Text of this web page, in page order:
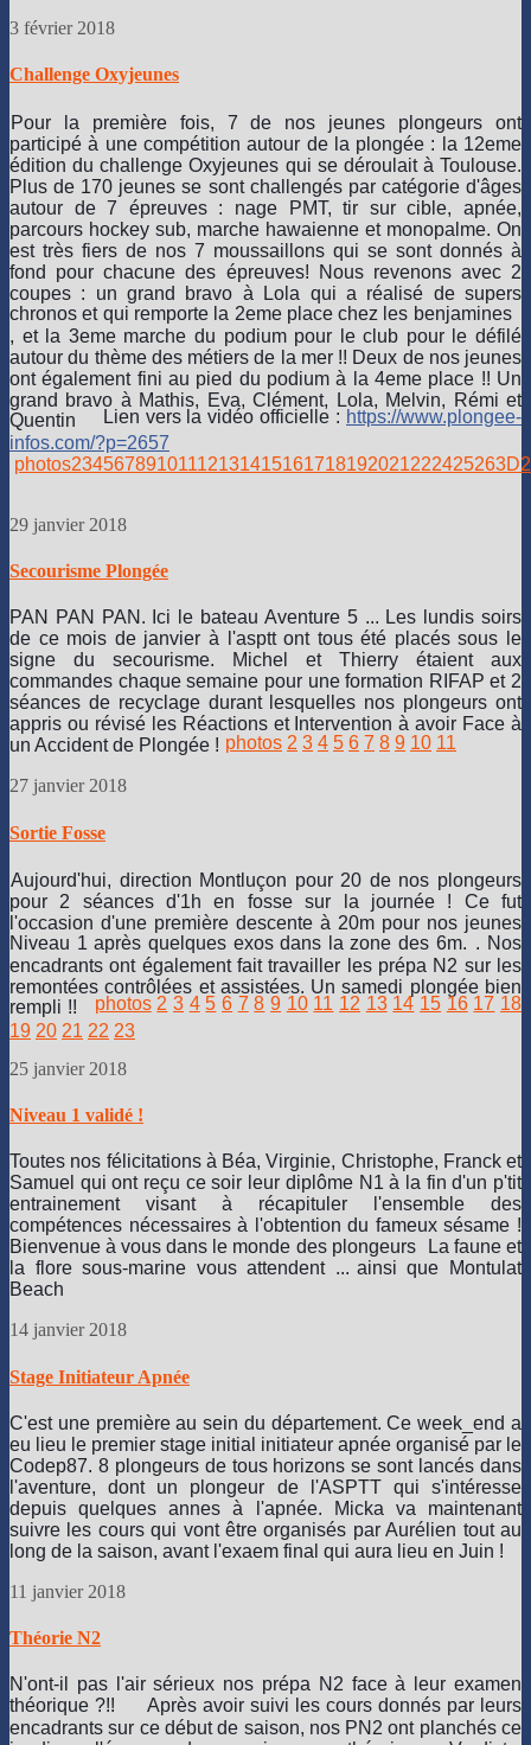
3 février 2018
Challenge Oxyjeunes
Pour la première fois, 7 de nos jeunes plongeurs ont
participé à une compétition autour de la plongée : la 12eme
édition du challenge Oxyjeunes qui se déroulait à Toulouse.
Plus de 170 jeunes se sont challengés par catégorie d'âges
autour de 7 épreuves : nage PMT, tir sur cible, apnée,
parcours hockey sub, marche hawaienne et monopalme. On
est très fiers de nos 7 moussaillons qui se sont donnés à
fond pour chacune des épreuves! Nous revenons avec 2
coupes : un grand bravo à Lola qui a réalisé de supers
chronos et qui remporte la 2eme place chez les benjamines
, et la 3eme marche du podium pour le club pour le défilé
autour du thème des métiers de la mer !! Deux de nos jeunes
ont également fini au pied du podium à la 4eme place !! Un
grand bravo à Mathis, Eva, Clément, Lola, Melvin, Rémi et
Quentin
Lien vers la vidéo officielle : https://www.plongee-
infos.com/?p=2657
photos23456789101112131415161718192021222425263D
29 janvier 2018
Secourisme Plongée
PAN PAN PAN. Ici le bateau Aventure 5 ... Les lundis soirs
de ce mois de janvier à l'asptt ont tous été placés sous le
signe du secourisme. Michel et Thierry étaient aux
commandes chaque semaine pour une formation RIFAP et 2
séances de recyclage durant lesquelles nos plongeurs ont
appris ou révisé les Réactions et Intervention à avoir Face à
un Accident de Plongée ! photos 2 3 4 5 6 7 8 9 10 11
27 janvier 2018
Sortie Fosse
Aujourd'hui, direction Montluçon pour 20 de nos plongeurs
pour 2 séances d'1h en fosse sur la journée ! Ce fut
l'occasion d'une première descente à 20m pour nos jeunes
Niveau 1 après quelques exos dans la zone des 6m. . Nos
encadrants ont également fait travailler les prépa N2 sur les
remontées contrôlées et assistées. Un samedi plongée bien
rempli !!
photos 2 3 4 5 6 7 8 9 10 11 12 13 14 15 16 17 18
19 20 21 22 23
25 janvier 2018
Niveau 1 validé !
Toutes nos félicitations à Béa, Virginie, Christophe, Franck et
Samuel qui ont reçu ce soir leur diplôme N1 à la fin d'un p'tit
entrainement visant à récapituler l'ensemble des
compétences nécessaires à l'obtention du fameux sésame !
Bienvenue à vous dans le monde des plongeurs
La faune et
la flore sous-marine vous attendent ... ainsi que Montulat
Beach
14 janvier 2018
Stage Initiateur Apnée
C'est une première au sein du département. Ce week_end a
eu lieu le premier stage initial initiateur apnée organisé par le
Codep87. 8 plongeurs de tous horizons se sont lancés dans
l'aventure, dont un plongeur de l'ASPTT qui s'intéresse
depuis quelques annes à l'apnée. Micka va maintenant
suivre les cours qui vont être organisés par Aurélien tout au
long de la saison, avant l'exaem final qui aura lieu en Juin !
11 janvier 2018
Théorie N2
N'ont-il pas l'air sérieux nos prépa N2 face à leur examen
théorique ?!!
Après avoir suivi les cours donnés par leurs
encadrants sur ce début de saison, nos PN2 ont planchés ce